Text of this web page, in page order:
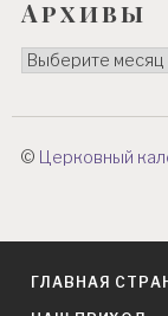
Архивы
Архивы
© Церковный
ГЛАВНАЯ